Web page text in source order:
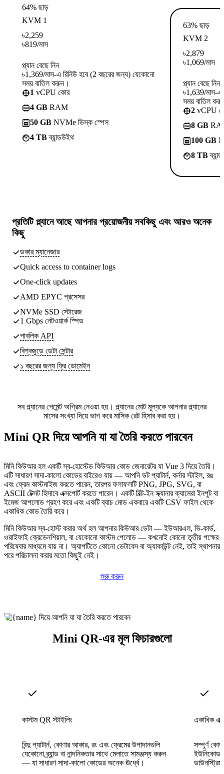
64% ছাড়
KVM 1
৳2,259
৳819/মাস
প্ল্যান বেছে নিন
৳1,369/মাস-এ রিনিউ হবে (2 বছরের জন্য) যেকোনো
সময় বাতিল করুন।
1 vCPU কোর
4 GB RAM
50 GB NVMe ডিস্ক স্পেস
4 TBব্যান্ডউইথ
63% ছাড়
KVM 2
৳2,879
৳1,069/মাস
প্ল্যান বেছে নিন
৳1,639/মাস-এ
সময় বাতিল
2 vCPU
8 GB
100 GB
8 TB
প্রতিটি প্ল্যানে আছেআপনার প্রয়োজনীয় সবকিছুএবং আরও অনেক
কিছু
ডকার ম্যানেজার
Quick access to container logs
One-click updates
AMD EPYC প্রসেসর
NVMe SSD স্টোরেজ
1 Gbps নেটওয়ার্ক স্পিড
পাবলিক API
বিশ্বজুড়ে ডেটা সেন্টার
১ বছরের জন্য ফ্রি ডোমেইন
সব প্ল্যানের পেমেন্ট অগ্রিম নেওয়া হয়। প্ল্যানের মোট মূল্যকে আপনার প্ল্যানের
মাসের সংখ্যা দিয়ে ভাগ করে মাসিক রেট হিসাব করা হয়।
Mini QR দিয়ে আপনি যা যা তৈরি করতে পারবেন
মিনি কিউআর হল একটি স্ব-হোস্টেড কিউআর কোড জেনারেটর যা Vue 3 দিয়ে তৈরি।
এটি সাধারণ সাদা-কালো কোডের বাইরেও যায় — আপনি ডট প্যাটার্ন, কর্নার স্টাইল, রঙ
এবং ফ্রেম কাস্টমাইজ করতে পারেন, তারপর ফলাফলটি PNG, JPG, SVG, বা
ASCII টেক্সট হিসাবে এক্সপোর্ট করতে পারেন। একটি বিল্ট-ইন স্ক্যানার ক্যামেরা ইনপুট বা
ইমেজ আপলোড গ্রহণ করে এবং একটি ব্যাচ মোড একবারে একটি CSV ফাইল থেকে
একাধিক কোড তৈরি করে।
মিনি কিউআর স্ব-হোস্ট করার অর্থ হল আপনার কিউআর ডেটা — ইউআরএল, ভি-কার্ড,
ওয়াইফাই ক্রেডেনশিয়াল, বা যেকোনো কাস্টম পেলোড — কখনোই কোনো তৃতীয় পক্ষের
পরিষেবার মাধ্যমে যায় না। অ্যাপটিতে কোনো ডেটাবেস বা অ্যাকাউন্ট নেই, তাই স্থাপনার
পরে পরিচালনা করার মতো কিছুই নেই।
শুরু করুন
Mini QR-এর মূল ফিচারগুলো
কাস্টম QR স্টাইলিং
বিন্দু প্যাটার্ন, কোণার আকার, রং এবং ফ্রেমের উপাদানগুলি
যেকোনো ব্র্যান্ড বা নান্দনিকতার সাথে মেলাতে সামঞ্জস্য করুন
— যা সাধারণ সাদা-কালো কোডের অনেক ঊর্ধ্বে।
একাধিক
সম্পূর্ণ
ইউনিকোড